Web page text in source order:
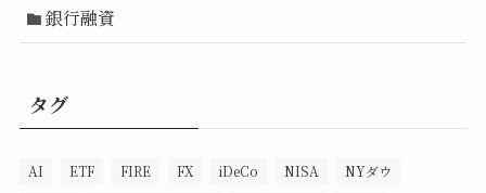
銀行融資
タグ
AI ETF FIRE FX iDeCo NISA
NYダウ